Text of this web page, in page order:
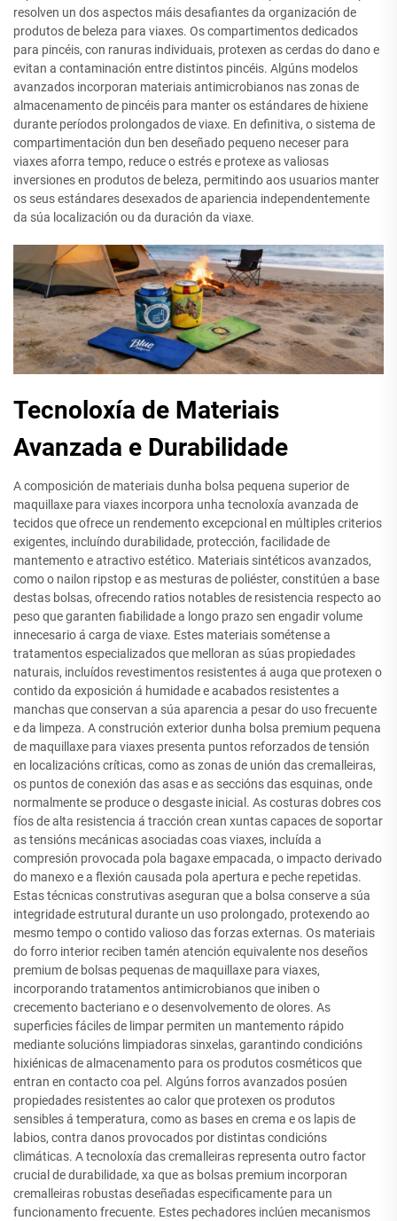
resolven un dos aspectos máis desafiantes da organización de
produtos de beleza para viaxes. Os compartimentos dedicados
para pincéis, con ranuras individuais, protexen as cerdas do dano e
evitan a contaminación entre distintos pincéis. Algúns modelos
avanzados incorporan materiais antimicrobianos nas zonas de
almacenamento de pincéis para manter os estándares de hixiene
durante períodos prolongados de viaxe. En definitiva, o sistema de
compartimentación dun ben deseñado pequeno neceser para
viaxes aforra tempo, reduce o estrés e protexe as valiosas
inversiones en produtos de beleza, permitindo aos usuarios manter
os seus estándares desexados de apariencia independentemente
da súa localización ou da duración da viaxe.
Tecnoloxía de Materiais
Avanzada e Durabilidade
A composición de materiais dunha bolsa pequena superior de
maquillaxe para viaxes incorpora unha tecnoloxía avanzada de
tecidos que ofrece un rendemento excepcional en múltiples criterios
exigentes, incluíndo durabilidade, protección, facilidade de
mantemento e atractivo estético. Materiais sintéticos avanzados,
como o nailon ripstop e as mesturas de poliéster, constitúen a base
destas bolsas, ofrecendo ratios notables de resistencia respecto ao
peso que garanten fiabilidade a longo prazo sen engadir volume
innecesario á carga de viaxe. Estes materiais sométense a
tratamentos especializados que melloran as súas propiedades
naturais, incluídos revestimentos resistentes á auga que protexen o
contido da exposición á humidade e acabados resistentes a
manchas que conservan a súa aparencia a pesar do uso frecuente
e da limpeza. A construción exterior dunha bolsa premium pequena
de maquillaxe para viaxes presenta puntos reforzados de tensión
en localizacións críticas, como as zonas de unión das cremalleiras,
os puntos de conexión das asas e as seccións das esquinas, onde
normalmente se produce o desgaste inicial. As costuras dobres cos
fíos de alta resistencia á tracción crean xuntas capaces de soportar
as tensións mecánicas asociadas coas viaxes, incluída a
compresión provocada pola bagaxe empacada, o impacto derivado
do manexo e a flexión causada pola apertura e peche repetidas.
Estas técnicas construtivas aseguran que a bolsa conserve a súa
integridade estrutural durante un uso prolongado, protexendo ao
mesmo tempo o contido valioso das forzas externas. Os materiais
do forro interior reciben tamén atención equivalente nos deseños
premium de bolsas pequenas de maquillaxe para viaxes,
incorporando tratamentos antimicrobianos que iniben o
crecemento bacteriano e o desenvolvemento de olores. As
superficies fáciles de limpar permiten un mantemento rápido
mediante solucións limpiadoras sinxelas, garantindo condicións
hixiénicas de almacenamento para os produtos cosméticos que
entran en contacto coa pel. Algúns forros avanzados posúen
propiedades resistentes ao calor que protexen os produtos
sensibles á temperatura, como as bases en crema e os lapis de
labios, contra danos provocados por distintas condicións
climáticas. A tecnoloxía das cremalleiras representa outro factor
crucial de durabilidade, xa que as bolsas premium incorporan
cremalleiras robustas deseñadas especificamente para un
funcionamento frecuente. Estes pechadores inclúen mecanismos